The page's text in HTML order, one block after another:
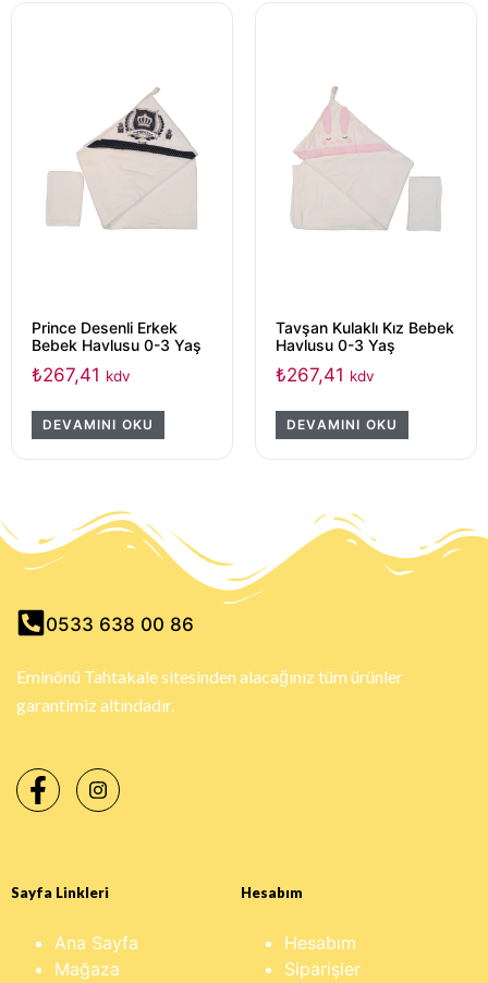
Prince Desenli Erkek
Bebek Havlusu 0-3 Yaş
₺267,41 kdv
DEVAMINI OKU
Tavşan Kulaklı Kız Bebek
Havlusu 0-3 Yaş
₺267,41 kdv
DEVAMINI OKU
0533 638 00 86
Eminönü Tahtakale sitesinden alacağınız tüm ürünler
garantimiz altındadır.
Sayfa Linkleri
Ana Sayfa
Mağaza
Hesabım
Hesabım
Siparişler